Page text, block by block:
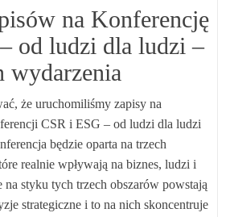
na Konferencję
od ludzi dla ludzi –
wydarzenia
że uruchomiliśmy zapisy na
CSR i ESG – od ludzi dla ludzi
będzie oparta na trzech
realnie wpływają na biznes, ludzi i
na styku tych trzech obszarów powstają
strategiczne i to na nich skoncentruje